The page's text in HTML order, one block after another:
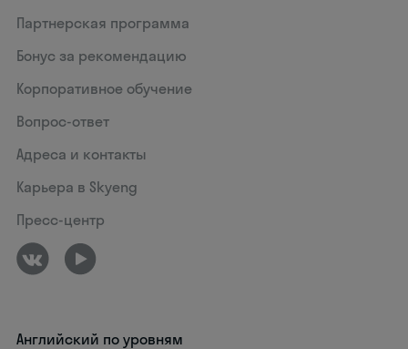
Партнерская программа
Бонус за рекомендацию
Корпоративное обучение
Вопрос-ответ
Адреса и контакты
Карьера в Skyeng
Пресс-центр
Английский по уровням